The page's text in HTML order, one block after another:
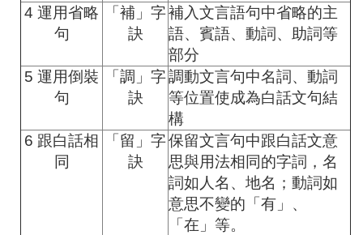
4 運用省略
句
「補」字
訣
補入文言語句中省略的主
語、賓語、動詞、助詞等
部分
5 運用倒裝
句
「調」字
訣
調動文言句中名詞、動詞
等位置使成為白話文句結
構
6 跟白話相
同
「留」字
訣
保留文言句中跟白話文意
思與用法相同的字詞，名
詞如人名、地名；動詞如
意思不變的「有」、
「在」等。